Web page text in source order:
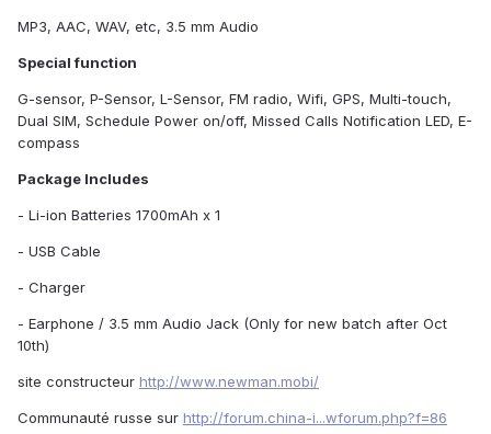
MP3, AAC, WAV, etc, 3.5 mm Audio
Special function
G-sensor, P-Sensor, L-Sensor, FM radio, Wifi, GPS, Multi-touch,
Dual SIM, Schedule Power on/off, Missed Calls Notification LED, E-
compass
Package Includes
- Li-ion Batteries 1700mAh x 1
- USB Cable
- Charger
- Earphone / 3.5 mm Audio Jack (Only for new batch after Oct
10th)
site constructeur http://www.newman.mobi/
Communauté russe sur http://forum.china-i...wforum.php?f=86